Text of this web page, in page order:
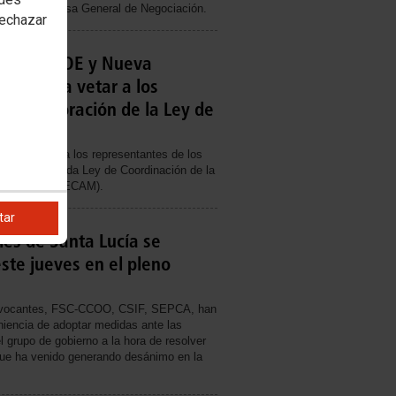
en la Mesa General de Negociación.
que PSOE y Nueva
a vetar a los
la elaboración de la Ley de
no veten a los representantes de los
la fracasada Ley de Coordinación de la
(FECAM).
de Santa Lucía se
jueves en el pleno
FSC-CCOO, CSIF, SEPCA, han
de adoptar medidas ante las
grupo de gobierno a la hora de resolver
ha venido generando desánimo en la